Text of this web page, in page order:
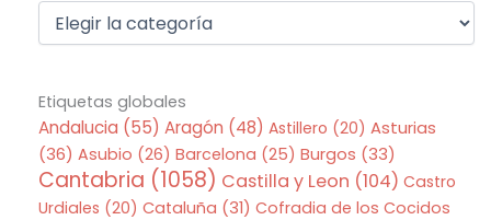
Etiquetas globales
Andalucia (55) Aragón (48) Astillero (20) Asturias
(36) Asubio (26) Barcelona (25) Burgos (33)
Cantabria (1058) Castilla y Leon (104) Castro
Urdiales (20) Cataluña (31) Cofradia de los Cocidos